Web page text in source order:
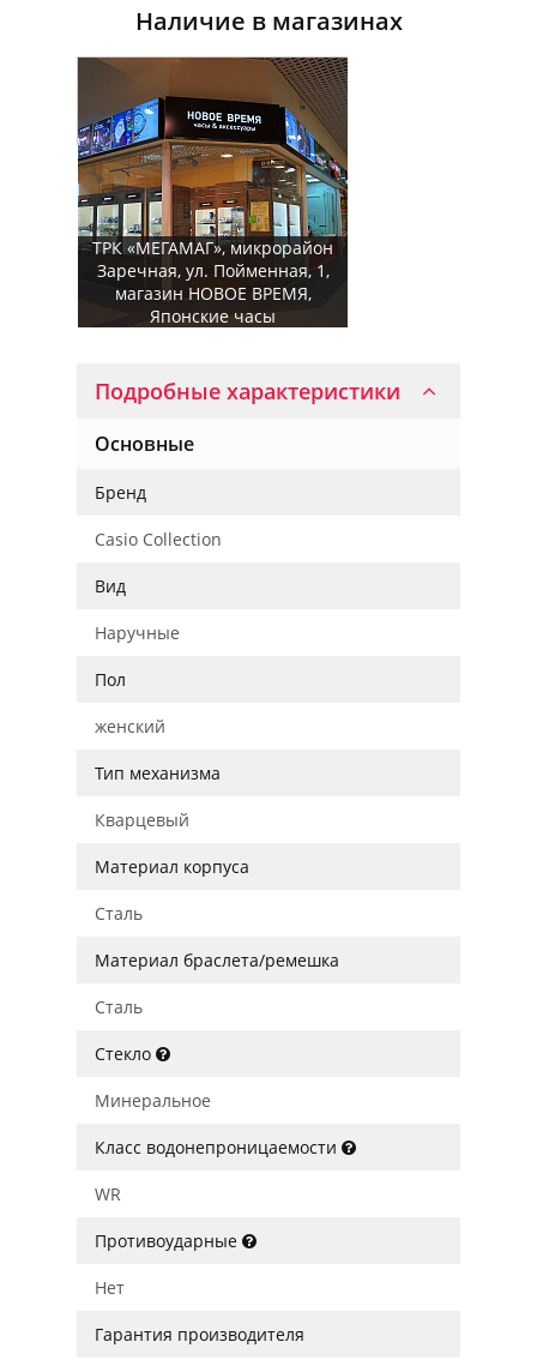
Наличие в магазинах
ТРК «МЕГАМАГ», микрорайон
Заречная, ул. Пойменная, 1,
магазин НОВОЕ ВРЕМЯ,
Японские часы
Подробные характеристики
Основные
Бренд
Casio Collection
Вид
Наручные
Пол
женский
Тип механизма
Кварцевый
Материал корпуса
Сталь
Материал браслета/ремешка
Сталь
Стекло
Минеральное
Класс водонепроницаемости
WR
Противоударные
Нет
Гарантия производителя